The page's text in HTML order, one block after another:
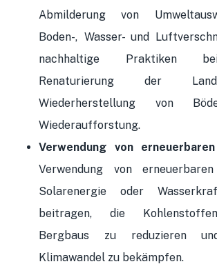
Abmilderung von
Boden-, Wasser- und
nachhaltige Praktiken
Renaturierung der
Wiederherstellung von
Wiederaufforstung.
Verwendung von
Verwendung von
Solarenergie oder
beitragen, die
Bergbaus zu reduzieren
Klimawandel zu bekämpfen.